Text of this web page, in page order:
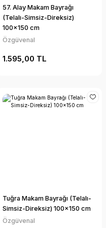
57. Alay Makam Bayrağı
(Telalı-Simsiz-Direksiz)
100x150 cm
Özgüvenal
1.595,00 TL
Tuğra Makam Bayrağı (Telalı-
Simsiz-Direksiz) 100x150 cm
Özgüvenal